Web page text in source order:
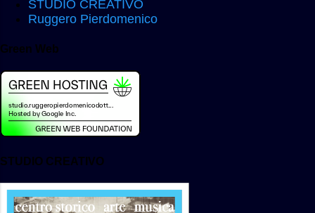
STUDIO CREATIVO
Ruggero Pierdomenico
Green Web
STUDIO CREATIVO